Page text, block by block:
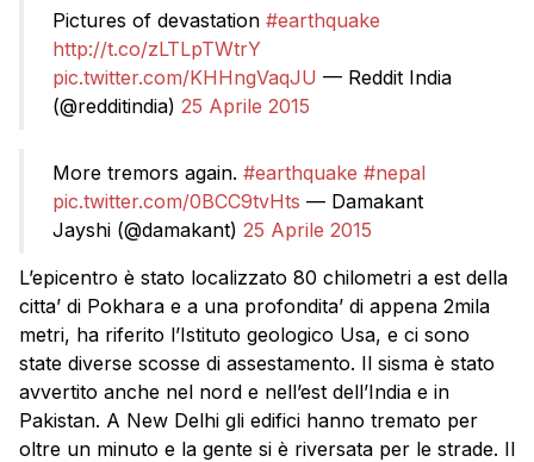
Pictures of devastation #earthquake
http://t.co/zLTLpTWtrY
pic.twitter.com/KHHngVaqJU — Reddit India
(@redditindia) 25 Aprile 2015
More tremors again. #earthquake #nepal
pic.twitter.com/0BCC9tvHts — Damakant
Jayshi (@damakant) 25 Aprile 2015
L’epicentro è stato localizzato 80 chilometri a est della
citta’ di Pokhara e a una profondita’ di appena 2mila
metri, ha riferito l’Istituto geologico Usa, e ci sono
state diverse scosse di assestamento. Il sisma è stato
avvertito anche nel nord e nell’est dell’India e in
Pakistan. A New Delhi gli edifici hanno tremato per
oltre un minuto e la gente si è riversata per le strade. Il